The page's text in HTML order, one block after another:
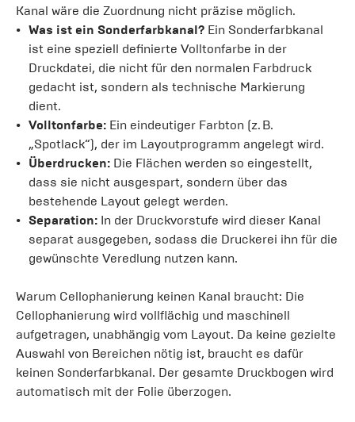
Kanal wäre die Zuordnung nicht präzise möglich.
Was ist ein Sonderfarbkanal? Ein Sonderfarbkanal
ist eine speziell definierte Volltonfarbe in der
Druckdatei, die nicht für den normalen Farbdruck
gedacht ist, sondern als technische Markierung
dient.
Volltonfarbe: Ein eindeutiger Farbton (z. B.
„Spotlack“), der im Layoutprogramm angelegt wird.
Überdrucken: Die Flächen werden so eingestellt,
dass sie nicht ausgespart, sondern über das
bestehende Layout gelegt werden.
Separation: In der Druckvorstufe wird dieser Kanal
separat ausgegeben, sodass die Druckerei ihn für die
gewünschte Veredlung nutzen kann.
Warum Cellophanierung keinen Kanal braucht: Die
Cellophanierung wird vollflächig und maschinell
aufgetragen, unabhängig vom Layout. Da keine gezielte
Auswahl von Bereichen nötig ist, braucht es dafür
keinen Sonderfarbkanal. Der gesamte Druckbogen wird
automatisch mit der Folie überzogen.